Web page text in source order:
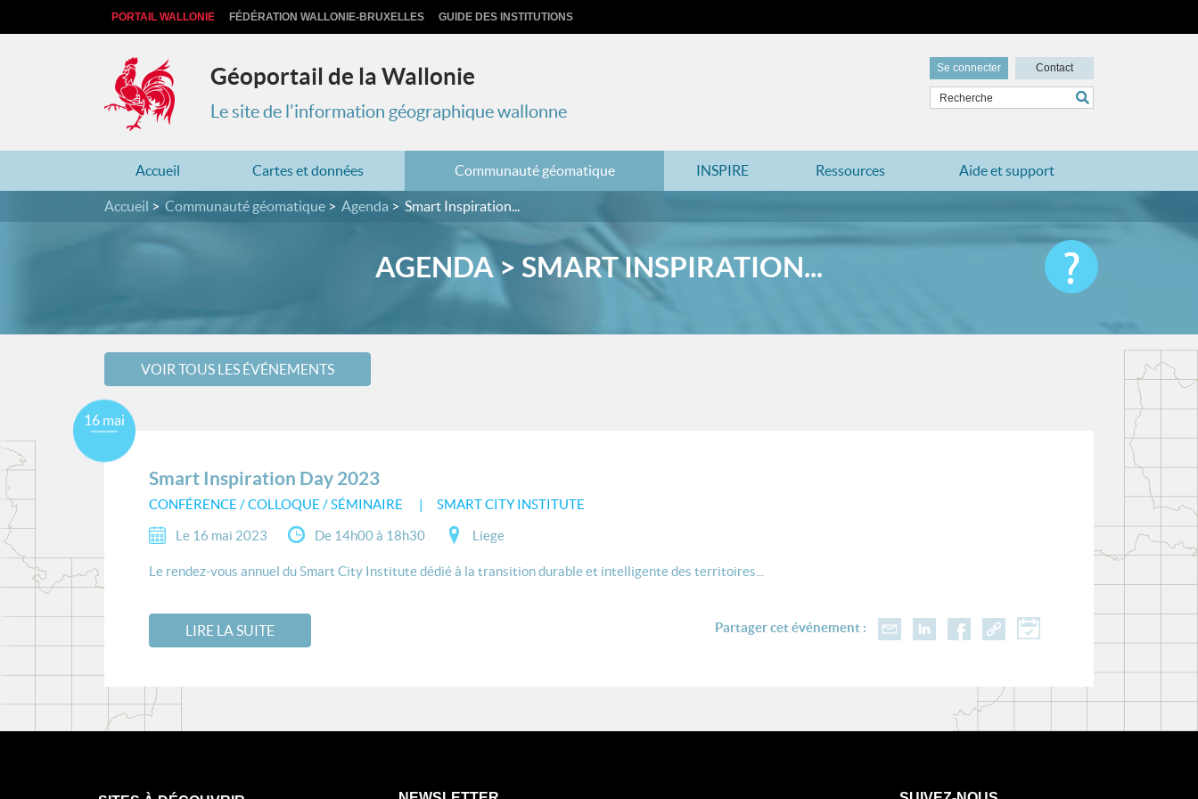
PORTAIL WALLONIE FÉDÉRATION WALLONIE-BRUXELLES GUIDE DES INSTITUTIONS
Géoportail de la Wallonie
Le site de l'information géographique wallonne
Se connecter Contact
Accueil Cartes et données Communauté géomatique INSPIRE Ressources Aide et support
Accueil Communauté géomatique Agenda Smart Inspiration...
AGENDA > SMART INSPIRATION...
VOIR TOUS LES ÉVÉNEMENTS
Smart Inspiration Day 2023
CONFÉRENCE / COLLOQUE / SÉMINAIRE SMART CITY INSTITUTE
16 mai
Le 16 mai 2023 De 14h00 à 18h30 Liege
Le rendez-vous annuel du Smart City Institute dédié à la transition durable et intelligente des territoires...
LIRE LA SUITE Partager cet événement :